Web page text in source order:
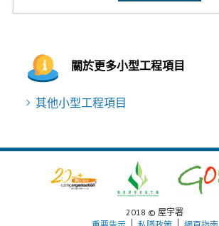
關於更多小型工程項目
其他小型工程項目
2018 © 屋宇署